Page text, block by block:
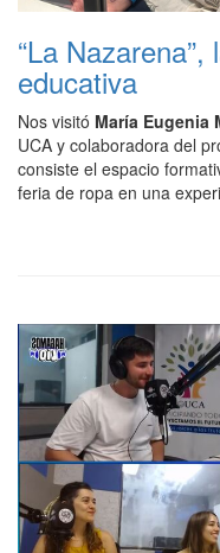
“La
educativa
Nos visitó María Eugenia
UCA y colaboradora del
consiste el espacio
feria de ropa en una